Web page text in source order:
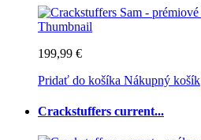
199,99 €
Pridať do košíka Nákupný košík
Crackstuffers current...